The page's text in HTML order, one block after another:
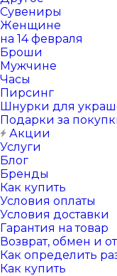
Сувениры
Женщине
на 14 февраля
Броши
Мужчине
Часы
Пирсинг
Шнурки для
Подарки за
Акции
Услуги
Блог
Бренды
Как купить
Условия оплаты
Условия доставки
Гарантия на товар
Возврат, обмен и
Как определить
Как купить